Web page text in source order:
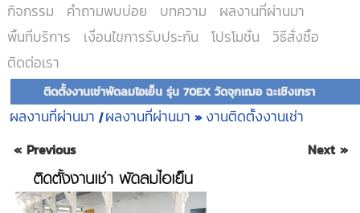
กิจกรรม
คำถามพบบ่อย บทความ
ผลงานที่ผ่านมา
พื้นที่บริการ
เงื่อนไขการรับประกัน โปรโมชั่น
วิธีสั่งซื้อ
ติดต่อเรา
ติดตั้งงานเช่าพัดลมไอเย็น รุ่น 70EX วัดจุกเฌอ ฉะเชิงเทรา
ผลงานที่ผ่านมา | ผลงานที่ผ่านมา » งานติดตั้งงานเช่า
« Previous Next »